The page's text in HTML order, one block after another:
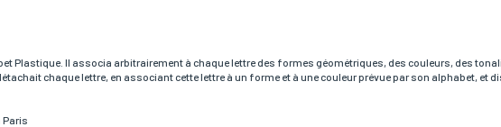
Plastique. Il associa arbitrairement à chaque lettre des formes géométriques, des couleurs, des
chaque lettre, en associant cette lettre à un forme et à une couleur prévue par son alphabet, et
Paris